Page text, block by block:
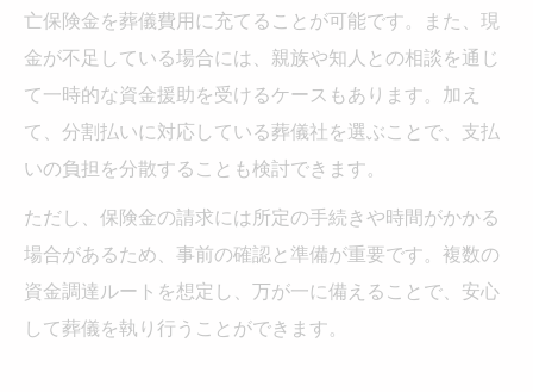
亡保険金を葬儀費用に充てることが可能です。また、現
金が不足している場合には、親族や知人との相談を通じ
て一時的な資金援助を受けるケースもあります。加え
て、分割払いに対応している葬儀社を選ぶことで、支払
いの負担を分散することも検討できます。
ただし、保険金の請求には所定の手続きや時間がかかる
場合があるため、事前の確認と準備が重要です。複数の
資金調達ルートを想定し、万が一に備えることで、安心
して葬儀を執り行うことができます。